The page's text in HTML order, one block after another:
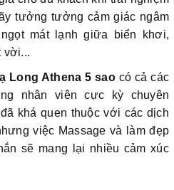
tưởng tưởng cảm giác ngâm
mát lạnh giữa biển khơi,
vời...
Long Athena 5 sao có cả các
nhân viên cực kỳ chuyên
khá quen thuộc với các dịch
việc Massage và làm đẹp
sẽ mang lại nhiều cảm xúc